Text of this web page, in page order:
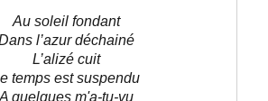
Au soleil fondant
l’azur déchainé
L’alizé cuit
temps est suspendu
A quelques m'a-tu-vu